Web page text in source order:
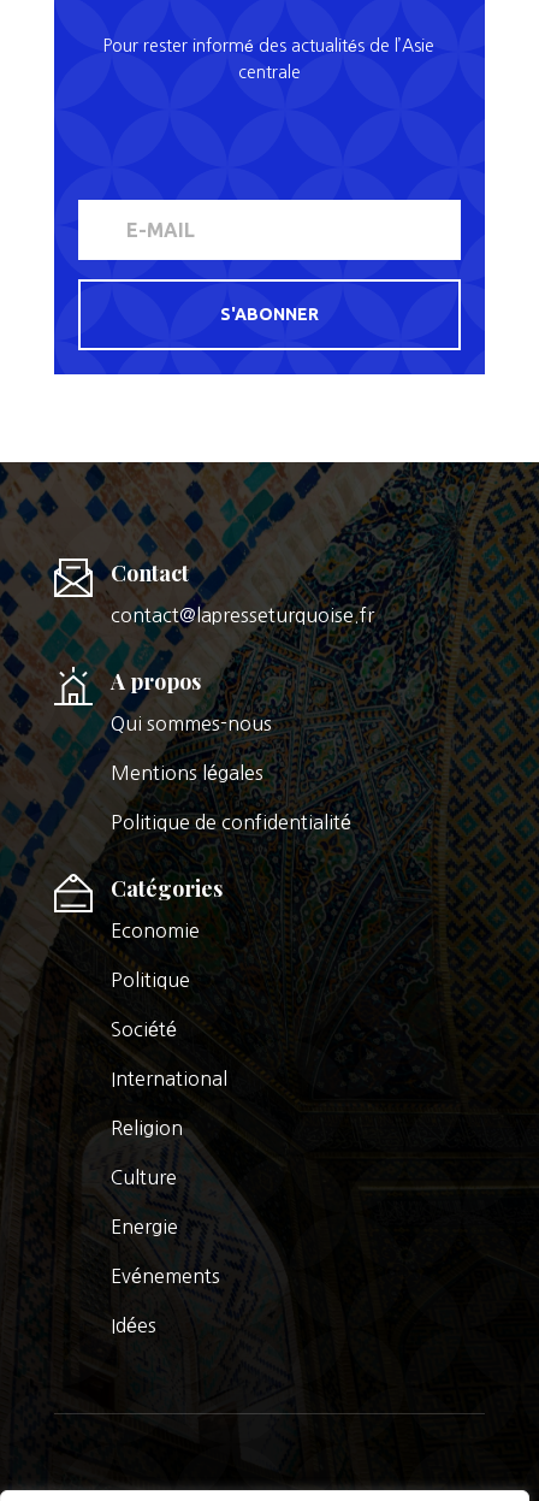
Pour rester informé des actualités de l’Asie
centrale
S'ABONNER
Contact
contact@lapresseturquoise.fr
A propos
Qui sommes-nous
Mentions légales
Politique de confidentialité
Catégories
Economie
Politique
Société
International
Religion
Culture
Energie
Evénements
Idées